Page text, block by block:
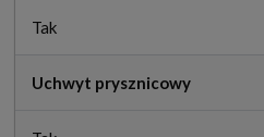
Tak
Uchwyt prysznicowy